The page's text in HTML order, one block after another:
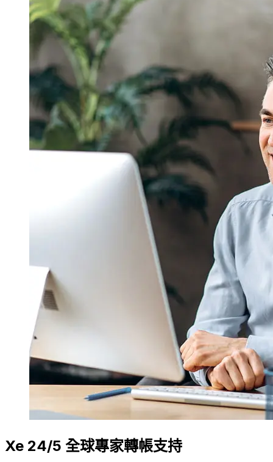
Xe 24/5 全球專家轉帳支持